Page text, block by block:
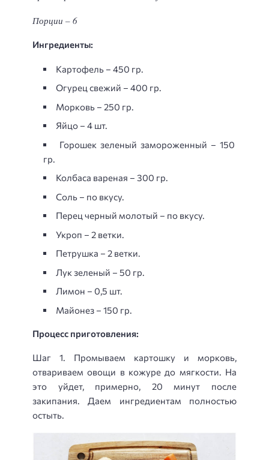
Порции – 6
Ингредиенты:
Картофель – 450 гр.
Огурец свежий – 400 гр.
Морковь – 250 гр.
Яйцо – 4 шт.
Горошек зеленый замороженный – 150
гр.
Колбаса вареная – 300 гр.
Соль – по вкусу.
Перец черный молотый – по вкусу.
Укроп – 2 ветки.
Петрушка – 2 ветки.
Лук зеленый – 50 гр.
Лимон – 0,5 шт.
Майонез – 150 гр.
Процесс приготовления:
Шаг 1. Промываем картошку и морковь,
отвариваем овощи в кожуре до мягкости. На
это уйдет, примерно, 20 минут после
закипания. Даем ингредиентам полностью
остыть.